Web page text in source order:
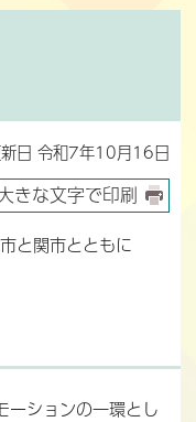
日 令和7年10月16日
きな文字で印刷
と関市とともに
ーションの一環とし